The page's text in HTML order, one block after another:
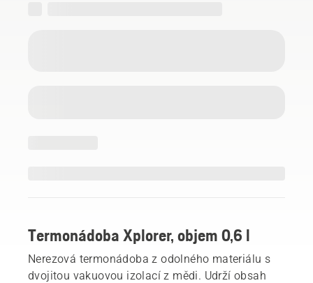
Termonádoba Xplorer, objem 0,6 l
Nerezová termonádoba z odolného materiálu s
dvojitou vakuovou izolací z mědi. Udrží obsah